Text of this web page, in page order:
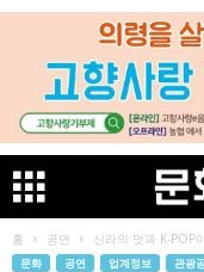
홈 공연 신라의 멋과 K-POP
문화 공연 업계정보 관광